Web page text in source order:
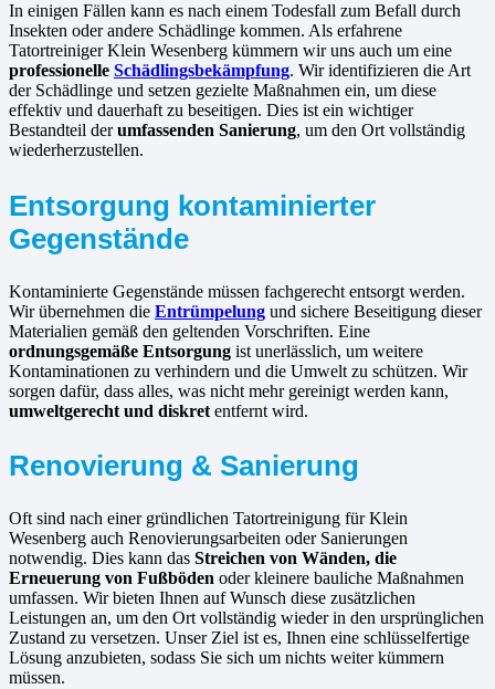
In einigen Fällen kann es nach einem Todesfall zum Befall durch
Insekten oder andere Schädlinge kommen. Als erfahrene
Tatortreiniger Klein Wesenberg kümmern wir uns auch um eine
professionelle Schädlingsbekämpfung. Wir identifizieren die Art
der Schädlinge und setzen gezielte Maßnahmen ein, um diese
effektiv und dauerhaft zu beseitigen. Dies ist ein wichtiger
Bestandteil derumfassenden Sanierung, um den Ort vollständig
wiederherzustellen.
Entsorgung kontaminierter
Gegenstände
Kontaminierte Gegenstände müssen fachgerecht entsorgt werden.
Wir übernehmen die Entrümpelung und sichere Beseitigung dieser
Materialien gemäß den geltenden Vorschriften. Eine
ordnungsgemäße Entsorgung ist unerlässlich, um weitere
Kontaminationen zu verhindern und die Umwelt zu schützen. Wir
sorgen dafür, dass alles, was nicht mehr gereinigt werden kann,
umweltgerecht und diskret entfernt wird.
Renovierung & Sanierung
Oft sind nach einer gründlichen Tatortreinigung für Klein
Wesenberg auch Renovierungsarbeiten oder Sanierungen
notwendig. Dies kann das Streichen von Wänden, die
Erneuerung von Fußböden oder kleinere bauliche Maßnahmen
umfassen. Wir bieten Ihnen auf Wunsch diese zusätzlichen
Leistungen an, um den Ort vollständig wieder in den ursprünglichen
Zustand zu versetzen. Unser Ziel ist es, Ihnen eine schlüsselfertige
Lösung anzubieten, sodass Sie sich um nichts weiter kümmern
müssen.